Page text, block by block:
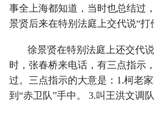
事全上海都知道，当时也总结过
景贤后来在特别法庭上交代说“打
徐景贤在特别法庭上还交代
时，张春桥来电话，有三点指示
过。三点指示的大意是：1.柯老
到“赤卫队”手中。 3.叫王洪文调队